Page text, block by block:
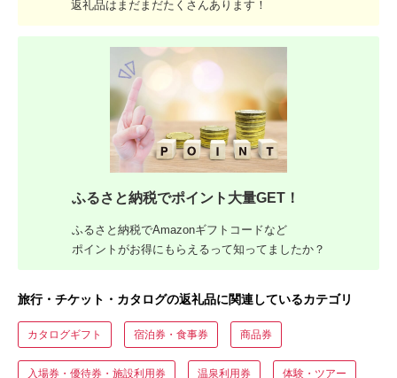
返礼品はまだまだたくさんあります！
ふるさと納税でポイント大量GET！
ふるさと納税でAmazonギフトコードなど
ポイントがお得にもらえるって知ってましたか？
旅行・チケット・カタログの返礼品に関連しているカテゴリ
カタログギフト 宿泊券・食事券 商品券
入場券・優待券・施設利用券 温泉利用券 体験・ツアー